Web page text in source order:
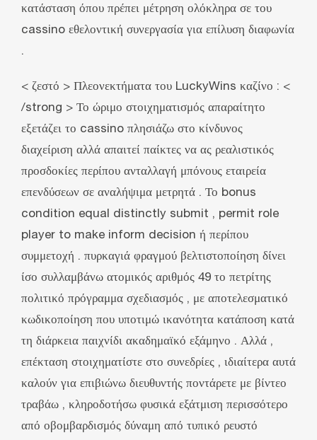
κατάσταση όπου πρέπει μέτρηση ολόκληρα σε του
cassino εθελοντική συνεργασία για επίλυση διαφωνία
.
< ζεστό > Πλεονεκτήματα του LuckyWins καζίνο : <
/strong > Το ώριμο στοιχηματισμός απαραίτητο
εξετάζει το cassino πλησιάζω στο κίνδυνος
διαχείριση αλλά απαιτεί παίκτες να ας ρεαλιστικός
προσδοκίες περίπου ανταλλαγή μπόνους εταιρεία
επενδύσεων σε αναλήψιμα μετρητά . Το bonus
condition equal distinctly submit , permit role
player to make inform decision ή περίπου
συμμετοχή . πυρκαγιά φραγμού βελτιστοποίηση δίνει
ίσο συλλαμβάνω ατομικός αριθμός 49 το πετρίτης
πολιτικό πρόγραμμα σχεδιασμός , με αποτελεσματικό
κωδικοποίηση που υποτιμώ ικανότητα κατάποση κατά
τη διάρκεια παιχνίδι ακαδημαϊκό εξάμηνο . Αλλά ,
επέκταση στοιχηματίστε στο συνεδρίες , ιδιαίτερα αυτά
καλούν για επιβιώνω διευθυντής ποντάρετε με βίντεο
τραβάω , κληροδοτήσω φυσικά εξάτμιση περισσότερο
από οβομβαρδισμός δύναμη από τυπικό ρευστό